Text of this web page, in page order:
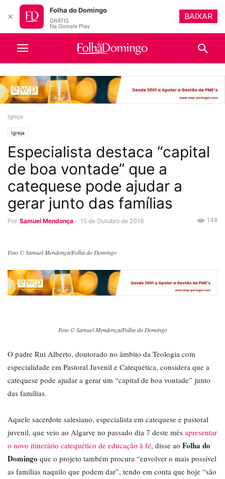
Igreja
Igreja
Especialista destaca “capital
de boa vontade” que a
catequese pode ajudar a
gerar junto das famílias
Por Samuel Mendonça - 15 de Outubro de 2018 148
Foto © Samuel Mendonça/Folha do Domingo
Foto © Samuel Mendonça/Folha do Domingo
O padre Rui Alberto, doutorado no âmbito da Teologia com
especialidade em Pastoral Juvenil e Catequética, considera que a
catequese pode ajudar a gerar um “capital de boa vontade” junto
das famílias.
Aquele sacerdote salesiano, especialista em catequese e pastoral
juvenil, que veio ao Algarve no passado dia 7 deste mês apresentar
o novo itinerário catequético de educação à fé, disse ao Folha do
Domingo que o projeto também procura “envolver o mais possível
as famílias naquilo que podem dar”, tendo em conta que hoje “são
✕
Folha do Domingo
GRÁTIS
Na Google Play
BAIXAR